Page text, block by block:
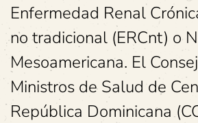
Enfermedad Renal
no tradicional (ERCnt) o
Mesoamericana. El
Ministros de Salud de
República Dominicana